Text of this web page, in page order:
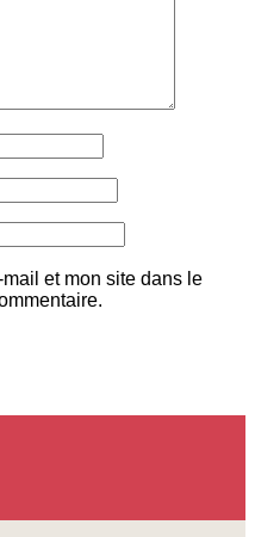
et mon site dans le